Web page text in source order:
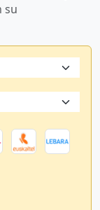
su